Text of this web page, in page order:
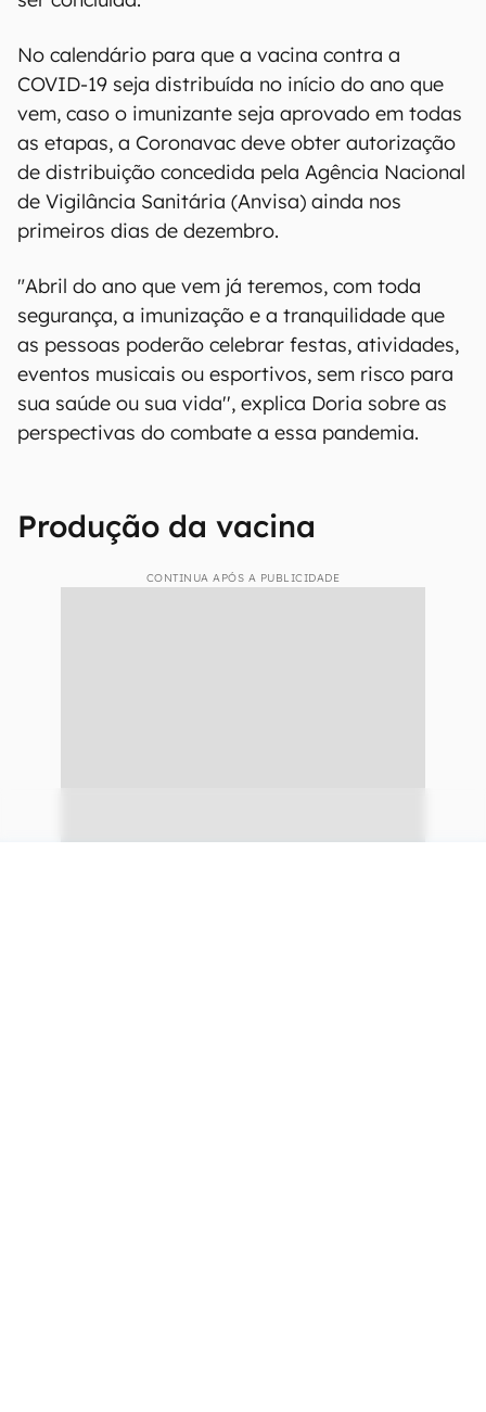
No calendário para que a vacina contra a
COVID-19 seja distribuída no início do ano que
vem, caso o imunizante seja aprovado em todas
as etapas, a Coronavac deve obter autorização
de distribuição concedida pela Agência Nacional
de Vigilância Sanitária (Anvisa) ainda nos
primeiros dias de dezembro.
"Abril do ano que vem já teremos, com toda
segurança, a imunização e a tranquilidade que
as pessoas poderão celebrar festas, atividades,
eventos musicais ou esportivos, sem risco para
sua saúde ou sua vida'', explica Doria sobre as
perspectivas do combate a essa pandemia.
Produção da vacina
CONTINUA APÓS A PUBLICIDADE